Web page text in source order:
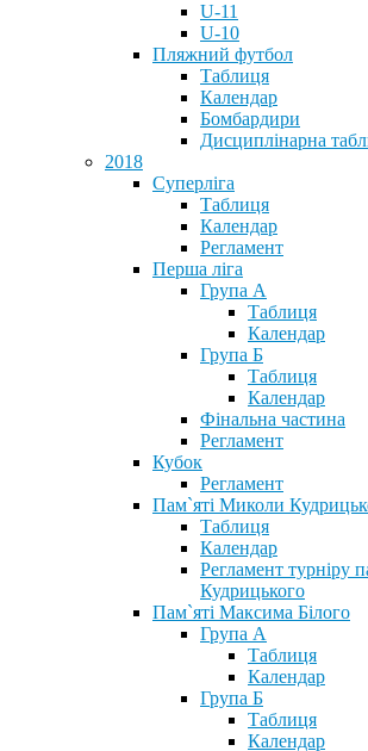
U-11
U-10
Пляжний футбол
Таблиця
Календар
Бомбардири
Дисциплінарна
2018
Суперліга
Таблиця
Календар
Регламент
Перша ліга
Група А
Таблиця
Календар
Група Б
Таблиця
Календар
Фінальна частина
Регламент
Кубок
Регламент
Пам`яті Миколи
Таблиця
Календар
Регламент турніру
Кудрицького
Пам`яті Максима Білого
Група А
Таблиця
Календар
Група Б
Таблиця
Календар